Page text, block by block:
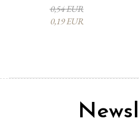
0,54 EUR
0,19 EUR